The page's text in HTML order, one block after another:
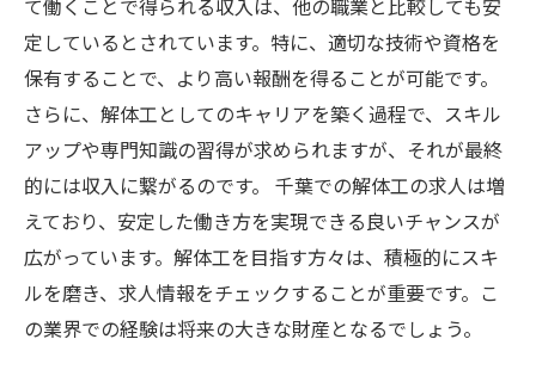
て働くことで得られる収入は、他の職業と比較しても安
定しているとされています。特に、適切な技術や資格を
保有することで、より高い報酬を得ることが可能です。
さらに、解体工としてのキャリアを築く過程で、スキル
アップや専門知識の習得が求められますが、それが最終
的には収入に繋がるのです。 千葉での解体工の求人は増
えており、安定した働き方を実現できる良いチャンスが
広がっています。解体工を目指す方々は、積極的にスキ
ルを磨き、求人情報をチェックすることが重要です。こ
の業界での経験は将来の大きな財産となるでしょう。